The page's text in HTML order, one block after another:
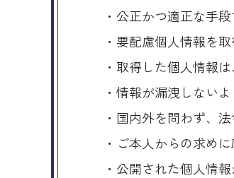
・公正かつ適正な手
・要配慮個人情報を
・取得した個人情報
・情報が漏洩しない
・国内外を問わず、
・ご本人からの求め
・公開された個人情